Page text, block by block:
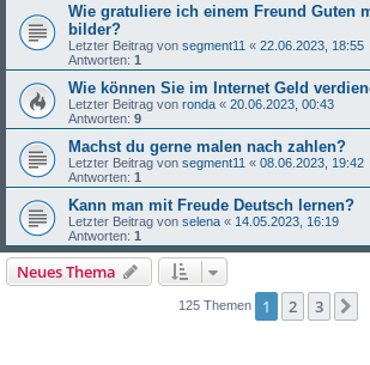
Wie gratuliere ich einem Freund Guten
bilder?
Letzter Beitrag von segment11 « 22.06.2023, 18:55
Antworten: 1
Wie können Sie im Internet Geld
Letzter Beitrag von ronda « 20.06.2023, 00:43
Antworten: 9
Machst du gerne malen nach zahlen?
Letzter Beitrag von segment11 « 08.06.2023, 19:42
Antworten: 1
Kann man mit Freude Deutsch lernen?
Letzter Beitrag von selena « 14.05.2023, 16:19
Antworten: 1
Neues Thema
125 Themen 1 2 3